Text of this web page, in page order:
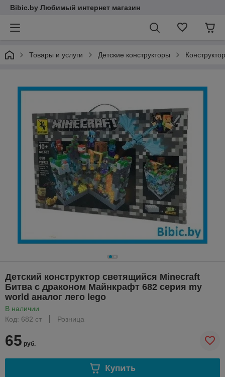
Bibic.by Любимый интернет магазин
Товары и услуги Детские конструкторы
Детский конструктор светящийся Minecraft
Битва с драконом Майнкрафт 682 серия my
world аналог лего lego
В наличии
Код: 682 ст
Розница
65 руб.
Купить